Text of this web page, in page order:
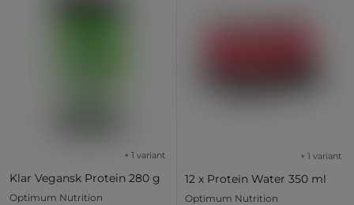
Klar Vegansk Protein 280 g
+ 1 variant
Optimum Nutrition
12 x Protein Water 350 ml
+ 1 variant
Optimum Nutrition